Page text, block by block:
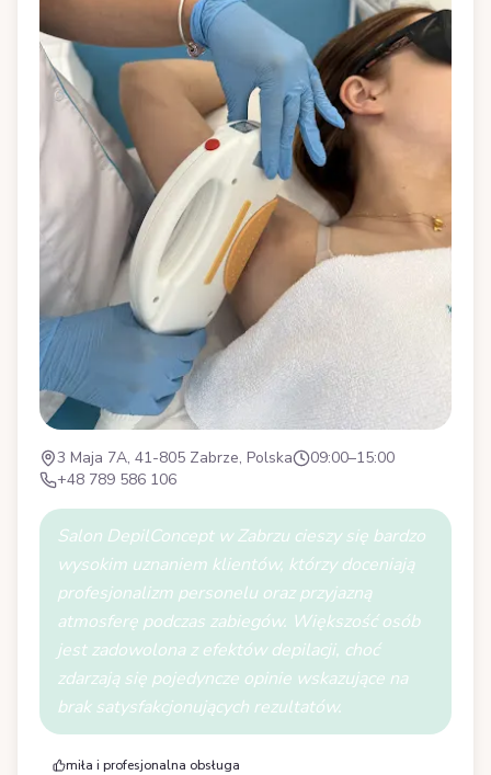
3 Maja 7A, 41-805 Zabrze, Polska
09:00–15:00
+48 789 586 106
Salon DepilConcept w Zabrzu cieszy się bardzo
wysokim uznaniem klientów, którzy doceniają
profesjonalizm personelu oraz przyjazną
atmosferę podczas zabiegów. Większość osób
jest zadowolona z efektów depilacji, choć
zdarzają się pojedyncze opinie wskazujące na
brak satysfakcjonujących rezultatów.
miła i profesjonalna obsługa